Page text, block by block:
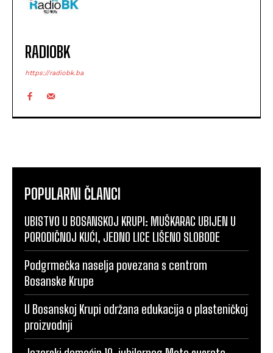
RADIOBK
https://radiobk.ba
POPULARNI ČLANCI
UBISTVO U BOSANSKOJ KRUPI: MUŠKARAC UBIJEN U
PORODIČNOJ KUĆI, JEDNO LICE LIŠENO SLOBODE
Podgrmečka naselja povezana s centrom
Bosanske Krupe
U Bosanskoj Krupi održana edukacija o plasteničkoj
proizvodnji